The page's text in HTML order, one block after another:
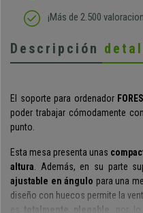
¡Más de 2.500
Descripción
El soporte para ordenador
poder trabajar cómodamente
punto.
Esta mesa presenta unas
altura . Además, en su parte
ajustable en ángulo para una
diseño con huecos permite la
totalmente plegable por